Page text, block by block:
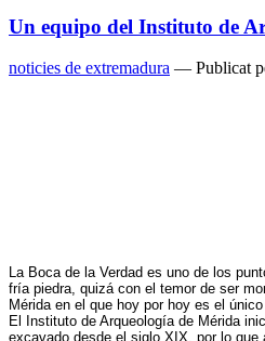
Un equipo del Instituto de
noticies de extremadura — Publicat
La Boca de la Verdad es uno de los
fría piedra, quizá con el temor de ser
Mérida en el que hoy por hoy es el
El Instituto de Arqueología de Mérida
excavado desde el siglo XIX, por lo